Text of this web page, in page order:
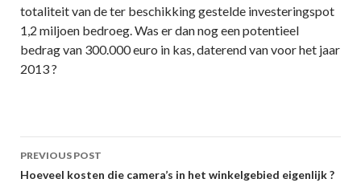
totaliteit van de ter beschikking gestelde investeringspot
1,2 miljoen bedroeg. Was er dan nog een potentieel
bedrag van 300.000 euro in kas, daterend van voor het jaar
2013 ?
Post
navigation
PREVIOUS POST
Hoeveel kosten die camera’s in het winkelgebied eigenlijk ?